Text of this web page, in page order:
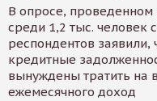
В опросе, проведенном
среди 1,2 тыс. человек
респондентов заявили,
кредитные
вынуждены тратить на
ежемесячного доход